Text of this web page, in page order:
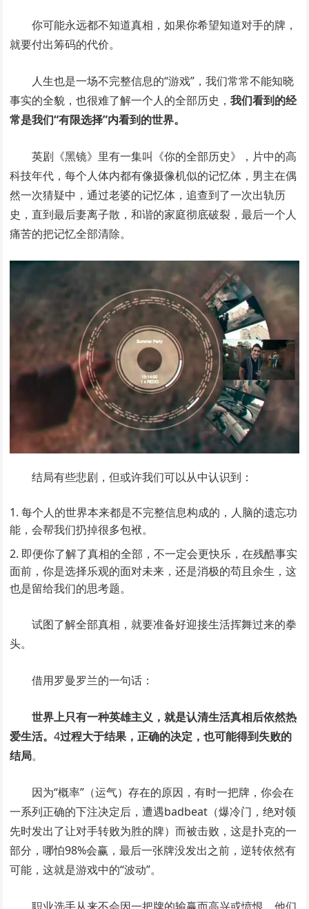
你可能永远都不知道真相，如果你希望知道对手的牌，
就要付出筹码的代价。
人生也是一场不完整信息的“游戏”，我们常常不能知晓
事实的全貌，也很难了解一个人的全部历史，我们看到的经
常是我们“有限选择”内看到的世界。
英剧《黑镜》里有一集叫《你的全部历史》，片中的高
科技年代，每个人体内都有像摄像机似的记忆体，男主在偶
然一次猜疑中，通过老婆的记忆体，追查到了一次出轨历
史，直到最后妻离子散，和谐的家庭彻底破裂，最后一个人
痛苦的把记忆全部清除。
结局有些悲剧，但或许我们可以从中认识到：
每个人的世界本来都是不完整信息构成的，人脑的遗忘功
能，会帮我们扔掉很多包袱。
即便你了解了真相的全部，不一定会更快乐，在残酷事实
面前，你是选择乐观的面对未来，还是消极的苟且余生，这
也是留给我们的思考题。
试图了解全部真相，就要准备好迎接生活挥舞过来的拳
头。
借用罗曼罗兰的一句话：
世界上只有一种英雄主义，就是认清生活真相后依然热
爱生活。4过程大于结果，正确的决定，也可能得到失败的
结局。
因为“概率”（运气）存在的原因，有时一把牌，你会在
一系列正确的下注决定后，遭遇badbeat（爆冷门，绝对领
先时发出了让对手转败为胜的牌）而被击败，这是扑克的一
部分，哪怕98%会赢，最后一张牌没发出之前，逆转依然有
可能，这就是游戏中的“波动”。